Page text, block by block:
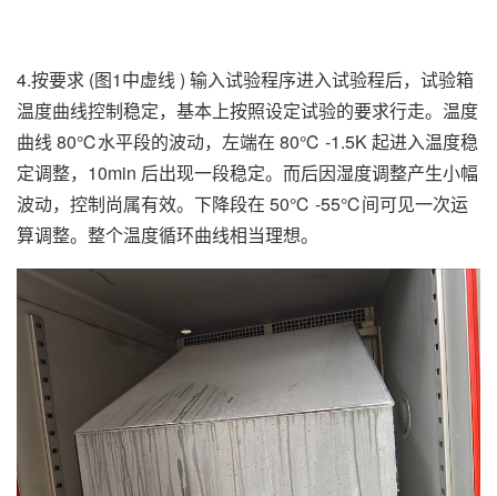
4.按要求 (图1中虚线 ) 输入试验程序进入试验程后，试验箱
温度曲线控制稳定，基本上按照设定试验的要求行走。温度
曲线 80℃水平段的波动，左端在 80℃ -1.5K 起进入温度稳
定调整，10min 后出现一段稳定。而后因湿度调整产生小幅
波动，控制尚属有效。下降段在 50℃ -55℃间可见一次运
算调整。整个温度循环曲线相当理想。